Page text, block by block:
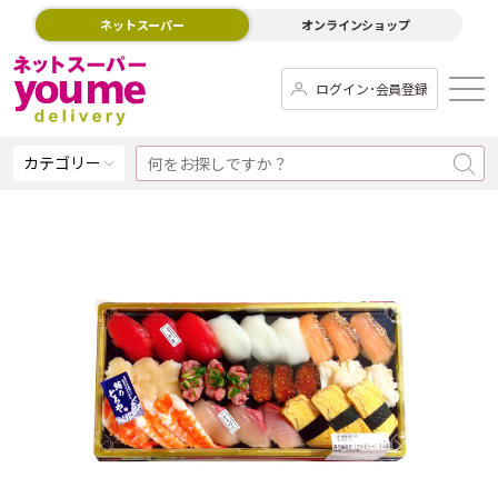
ネットスーパー オンラインショップ
ログイン･会員登録
カテゴリー